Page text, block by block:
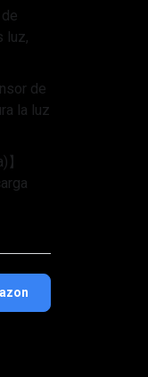
luz,
de
la luz